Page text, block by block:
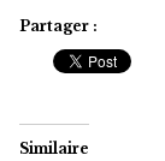
Partager :
Similaire